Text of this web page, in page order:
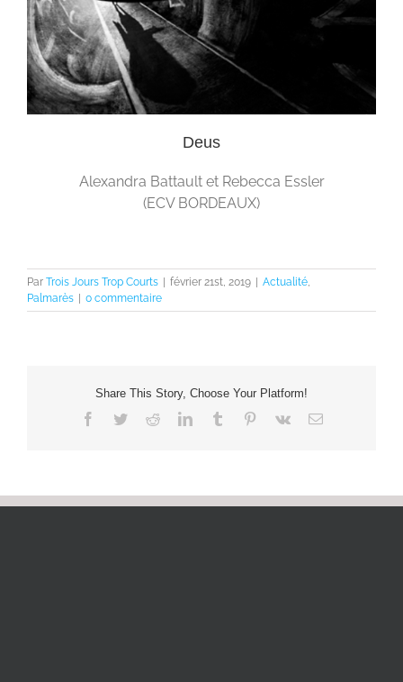
Deus
Alexandra Battault et Rebecca Essler
(ECV BORDEAUX)
Par Trois Jours Trop Courts | février 21st, 2019 | Actualité
Palmarès | 0 commentaire
Share This Story, Choose Your Platform!
Facebook
TwitterRedditLinkedInTumblr Pinterest
Vk Email